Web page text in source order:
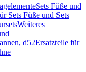
Sets Füße und
Sets Füße und Sets
Weiteres
d52Ersatzteile für